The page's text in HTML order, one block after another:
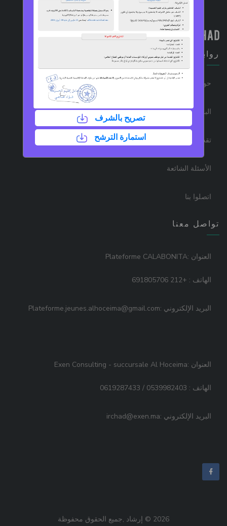
تصريح بالشرف
استمارة الترشح
روابط سريعة
حول إرشاد
البرنامج
تقديم المشروع
الأسئلة الشائعة
اتصلوا بنا
تواصل معنا
العنوان :Plateforme CALABONITA
الهاتف : +212 691805706
البريد الإلكتروني :Plateforme.jeunes.alhoceima@gmail.com
العنوان :Exen Consulting - succursale Al Hoceima
الهاتف : 0539982403 / 0619287433
البريد الإلكتروني :irchad@exen.ma
2026 © إرشاد ,جميع الحقوق محفوظة